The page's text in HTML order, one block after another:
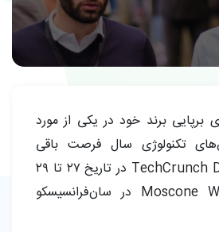
برپایی برند خود در یکی از مورد
تکنولوژی سال فرصت باقی
است. TechCrunch Disrupt 2025 در تاریخ ۲۷ تا ۲۹
اکتبر به مرکز Moscone West در سان‌فرانسیسکو